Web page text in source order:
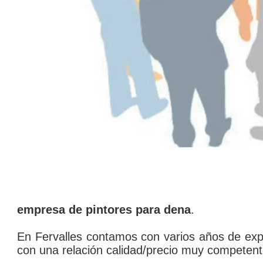
empresa de pintores para dena.
En Fervalles contamos con varios años de
con una relación calidad/precio muy